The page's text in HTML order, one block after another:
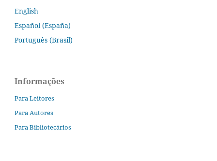
English
Español (España)
Português (Brasil)
Informações
Para Leitores
Para Autores
Para Bibliotecários